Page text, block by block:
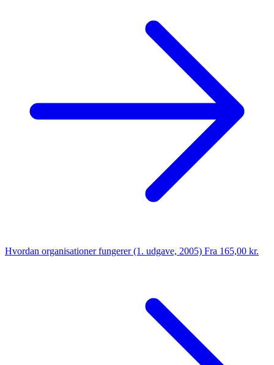
Hvordan organisationer fungerer (1. udgave, 2005) Fra 165,00 kr.